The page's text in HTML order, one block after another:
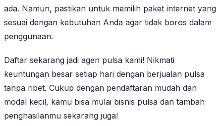
ada. Namun, pastikan untuk memilih paket internet yang
sesuai dengan kebutuhan Anda agar tidak boros dalam
penggunaan.
Daftar sekarang jadi agen pulsa kami! Nikmati
keuntungan besar setiap hari dengan berjualan pulsa
tanpa ribet. Cukup dengan pendaftaran mudah dan
modal kecil, kamu bisa mulai bisnis pulsa dan tambah
penghasilanmu sekarang juga!